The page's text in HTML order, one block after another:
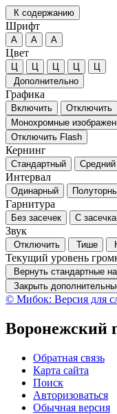
К содержанию
Шрифт
А А А
Цвет
Ц Ц Ц Ц
Ц
Дополнительно
Графика
Включить
Отключить
Монохромные
Отключить Flash
Кернинг
Стандартный Средний
Интервал
Одинарный
Гарнитура
Без засечек С
Звук
Отключить Тише
Текущий уровень
Вернуть стандартные
Закрыть
© Мибок: Версия для
Воронежский
Обратная связь
Карта сайта
Поиск
Авторизоваться
Обычная версия